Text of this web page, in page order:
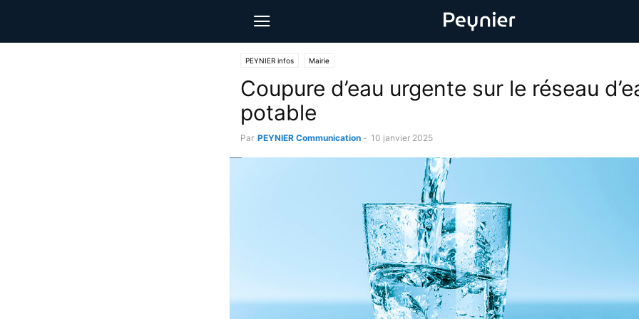
PEYNIER infos Mairie
Coupure d’eau urgente sur le réseau
potable
Par PEYNIER Communication - 10 janvier 2025